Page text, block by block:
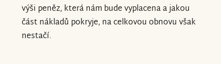
výši peněz, která nám bude vyplacena a jakou
část nákladů pokryje, na celkovou obnovu však
nestačí.